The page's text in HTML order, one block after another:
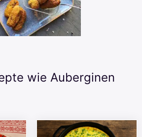
wie Auberginen